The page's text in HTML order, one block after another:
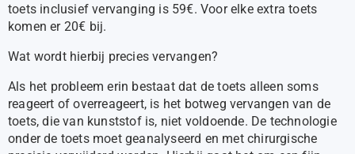
toets inclusief vervanging is 59€. Voor elke extra toets
komen er 20€ bij.
Wat wordt hierbij precies vervangen?
Als het probleem erin bestaat dat de toets alleen soms
reageert of overreageert, is het botweg vervangen van de
toets, die van kunststof is, niet voldoende. De technologie
onder de toets moet geanalyseerd en met chirurgische